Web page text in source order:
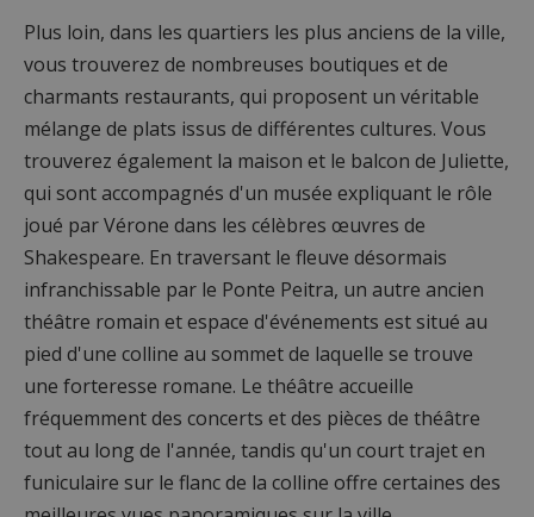
Plus loin, dans les quartiers les plus anciens de la ville,
vous trouverez de nombreuses boutiques et de
charmants restaurants, qui proposent un véritable
mélange de plats issus de différentes cultures. Vous
trouverez également la maison et le balcon de Juliette,
qui sont accompagnés d'un musée expliquant le rôle
joué par Vérone dans les célèbres œuvres de
Shakespeare. En traversant le fleuve désormais
infranchissable par le Ponte Peitra, un autre ancien
théâtre romain et espace d'événements est situé au
pied d'une colline au sommet de laquelle se trouve
une forteresse romane. Le théâtre accueille
fréquemment des concerts et des pièces de théâtre
tout au long de l'année, tandis qu'un court trajet en
funiculaire sur le flanc de la colline offre certaines des